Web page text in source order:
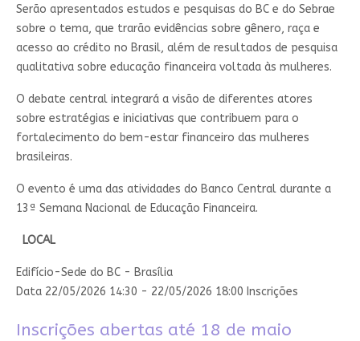
Serão apresentados​ estudos e pesquisas do BC e do Sebrae
sobre o tema, que trarão evidências sobre gênero, raça e
acesso ao crédito no Brasil, além de resultados de pesquisa
qualitativa sobre educação financeira voltada às mulheres.
O debate central integrará a visão de diferentes atores
sobre estratégias e iniciativas que contribuem para o
fortalecimento do bem-estar financeiro das mulheres
brasileiras.
O evento é uma das atividades do Banco Central durante a
13ª Semana Nacional de Educação Financeira. ​​
LOCAL
Edifício-Sede do BC - Brasília
Data 22/05/2026 14:30 - 22/05/2026 18:00 Inscrições
Inscrições abertas até 18 de maio​